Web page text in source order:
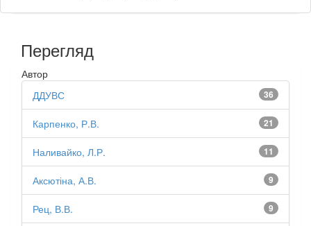
Перегляд
Автор
36
ДДУВС
21
Карпенко, Р.В.
11
Наливайко, Л.Р.
9
Аксютіна, А.В.
9
Рец, В.В.